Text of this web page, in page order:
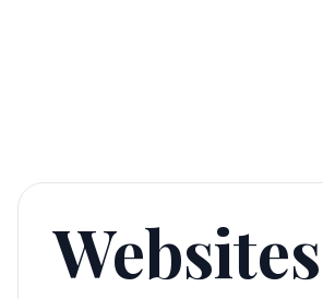
Websites